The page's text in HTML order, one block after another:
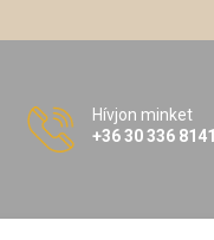
Hívjon minket
+36 30 336 8141